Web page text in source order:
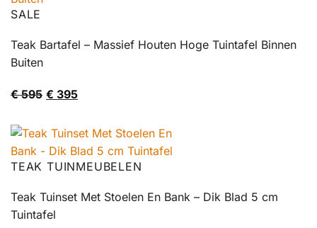
SALE
Teak Bartafel – Massief Houten Hoge Tuintafel Binnen
Buiten
€595 Oorspronkelijke
was:
€ 595.
€ 395Huidige
is:
€ 395.
TEAK TUINMEUBELEN
Teak Tuinset Met Stoelen En Bank – Dik Blad 5 cm
Tuintafel